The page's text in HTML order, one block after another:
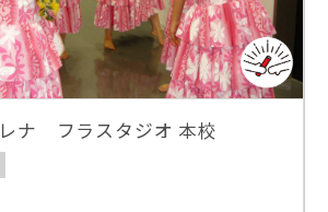
ナ フラスタジオ 本校